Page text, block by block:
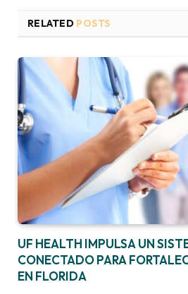
RELATED POSTS
UF HEALTH IMPULSA UN
CONECTADO PARA
EN FLORIDA